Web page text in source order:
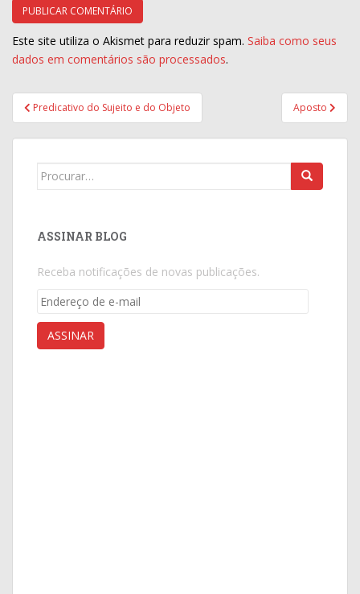
Este site utiliza o Akismet para reduzir spam. Saiba como seus
dados em comentários são processados.
Navegação
de
Post
Predicativo do Sujeito e do Objeto Aposto
Search
ASSINAR BLOG
Receba notificações de novas publicações.
Endereço
e-
mail
ASSINAR